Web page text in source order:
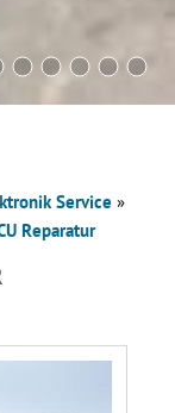
Service »
Reparatur